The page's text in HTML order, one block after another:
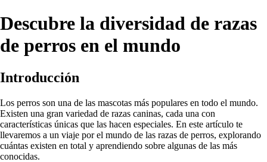
Descubre la diversidad de razas
de perros en el mundo
Introducción
Los perros son una de las mascotas más populares en todo el mundo.
Existen una gran variedad de razas caninas, cada una con
características únicas que las hacen especiales. En este artículo te
llevaremos a un viaje por el mundo de las razas de perros, explorando
cuántas existen en total y aprendiendo sobre algunas de las más
conocidas.